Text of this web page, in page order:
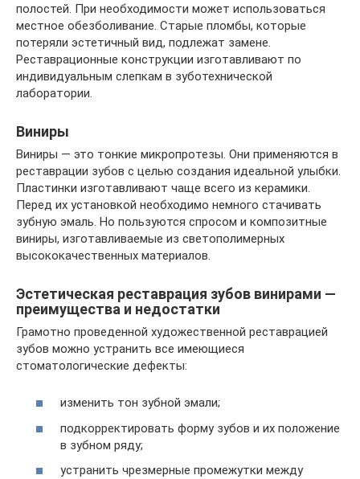
полостей. При необходимости может использоваться
местное обезболивание. Старые пломбы, которые
потеряли эстетичный вид, подлежат замене.
Реставрационные конструкции изготавливают по
индивидуальным слепкам в зуботехнической
лаборатории.
Виниры
Виниры — это тонкие микропротезы. Они применяются в
реставрации зубов с целью создания идеальной улыбки.
Пластинки изготавливают чаще всего из керамики.
Перед их установкой необходимо немного стачивать
зубную эмаль. Но пользуются спросом и композитные
виниры, изготавливаемые из светополимерных
высококачественных материалов.
Эстетическая реставрация зубов винирами —
преимущества и недостатки
Грамотно проведенной художественной реставрацией
зубов можно устранить все имеющиеся
стоматологические дефекты:
изменить тон зубной эмали;
подкорректировать форму зубов и их положение
в зубном ряду;
устранить чрезмерные промежутки между